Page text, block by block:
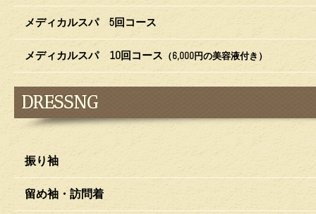
メディカルスパ 5回コース
メディカルスパ 10回コース （6,000円の美容液付き）
DRESSNG
振り袖
留め袖・訪問着